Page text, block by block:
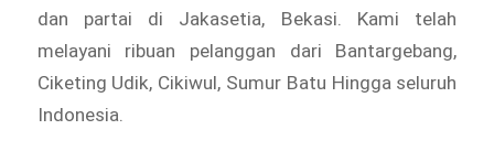
dan partai di Jakasetia, Bekasi. Kami telah
melayani ribuan pelanggan dari Bantargebang,
Ciketing Udik, Cikiwul, Sumur Batu Hingga seluruh
Indonesia.